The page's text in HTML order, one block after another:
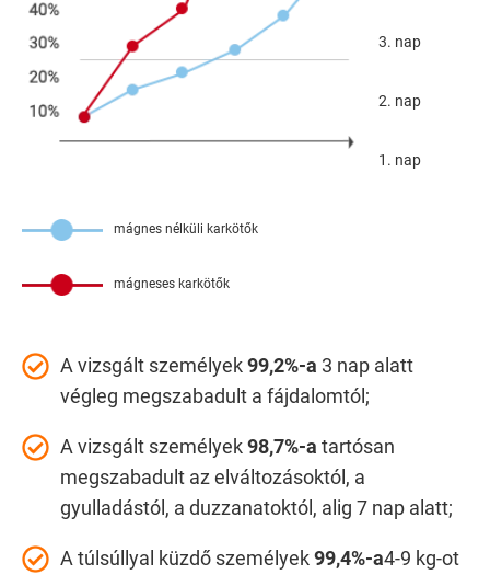
1. nap
2. nap
3. nap
mágnes nélküli karkötők
mágneses karkötők
A vizsgált személyek99,2%-a 3 nap alatt
végleg megszabadult a fájdalomtól;
A vizsgált személyek98,7%-a tartósan
megszabadult az elváltozásoktól, a
gyulladástól, a duzzanatoktól, alig 7 nap alatt;
A túlsúllyal küzdő személyek99,4%-a4-9 kg-ot